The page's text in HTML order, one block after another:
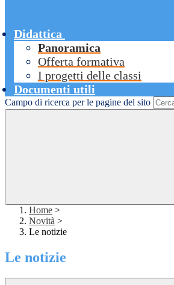
Didattica
Panoramica
Offerta formativa
I progetti delle classi
Documenti utili
Campo di ricerca per le pagine del sito
Home >
Novità >
Le notizie
Le notizie